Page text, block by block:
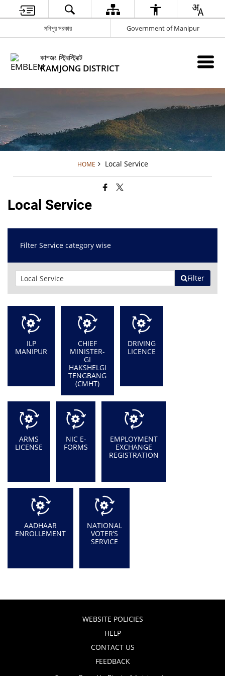
মনিপুর সরকার Government of Manipur
কাম্জং স্ট্রিস্ট্রিক্ট
KAMJONG DISTRICT
HOME Local Service
Local Service
Filter Service category wise
Filter
ILP
MANIPUR
CHIEF
MINISTER-
GI
HAKSHELGI
TENGBANG
(CMHT)
DRIVING
LICENCE
ARMS
LICENSE
NIC E-
FORMS
EMPLOYMENT
EXCHANGE
REGISTRATION
AADHAAR
ENROLLEMENT
NATIONAL
VOTER’S
SERVICE
WEBSITE POLICIES
HELP
CONTACT US
FEEDBACK